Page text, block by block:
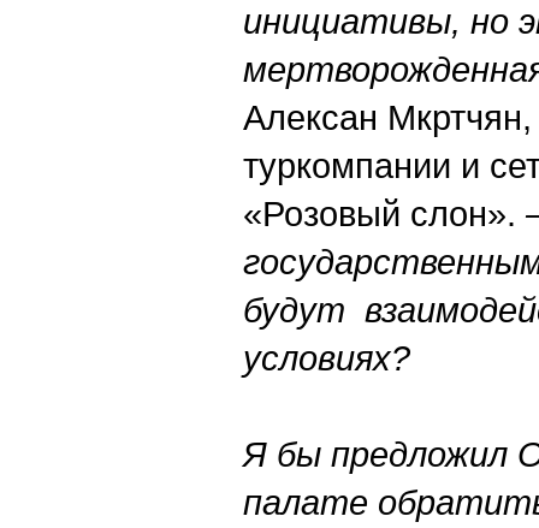
инициативы, но
Алексан Мкртчян,
туркомпании и
«Розовый слон».
будут
условиях?
Я бы предложил
палате